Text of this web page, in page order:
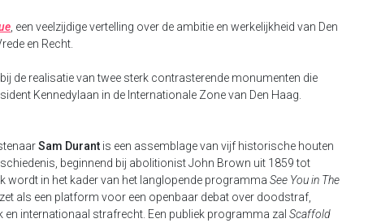
, een veelzijdige vertelling over de ambitie en werkelijkheid van Den
en Recht.
de realisatie van twee sterk contrasterende monumenten die
Kennedylaan in de Internationale Zone van Den Haag.
Sam Durant is een assemblage van vijf historische houten
beginnend bij abolitionist John Brown uit 1859 tot
wordt in het kader van het langlopende programma See You in The
als een platform voor een openbaar debat over doodstraf,
internationaal strafrecht. Een publiek programma zal Scaffold